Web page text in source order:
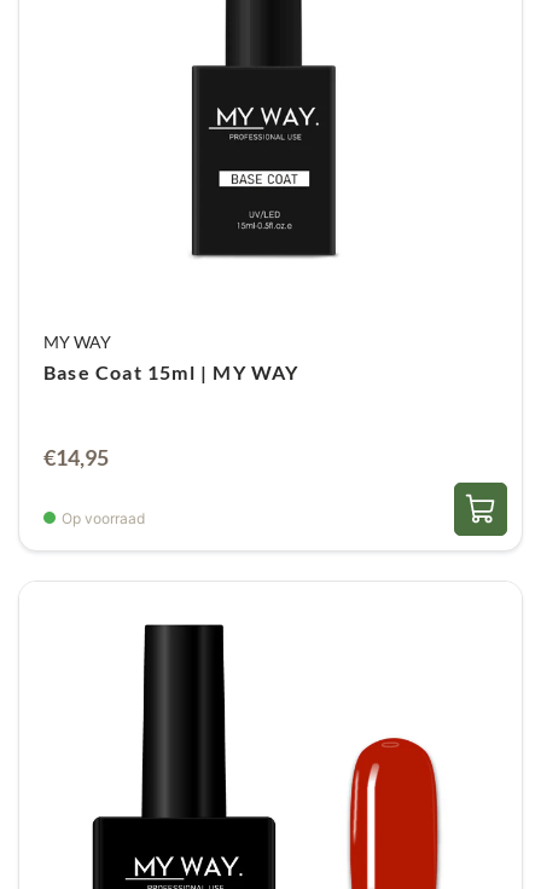
MY WAY
Base Coat 15ml | MY WAY
€14,95
Op voorraad